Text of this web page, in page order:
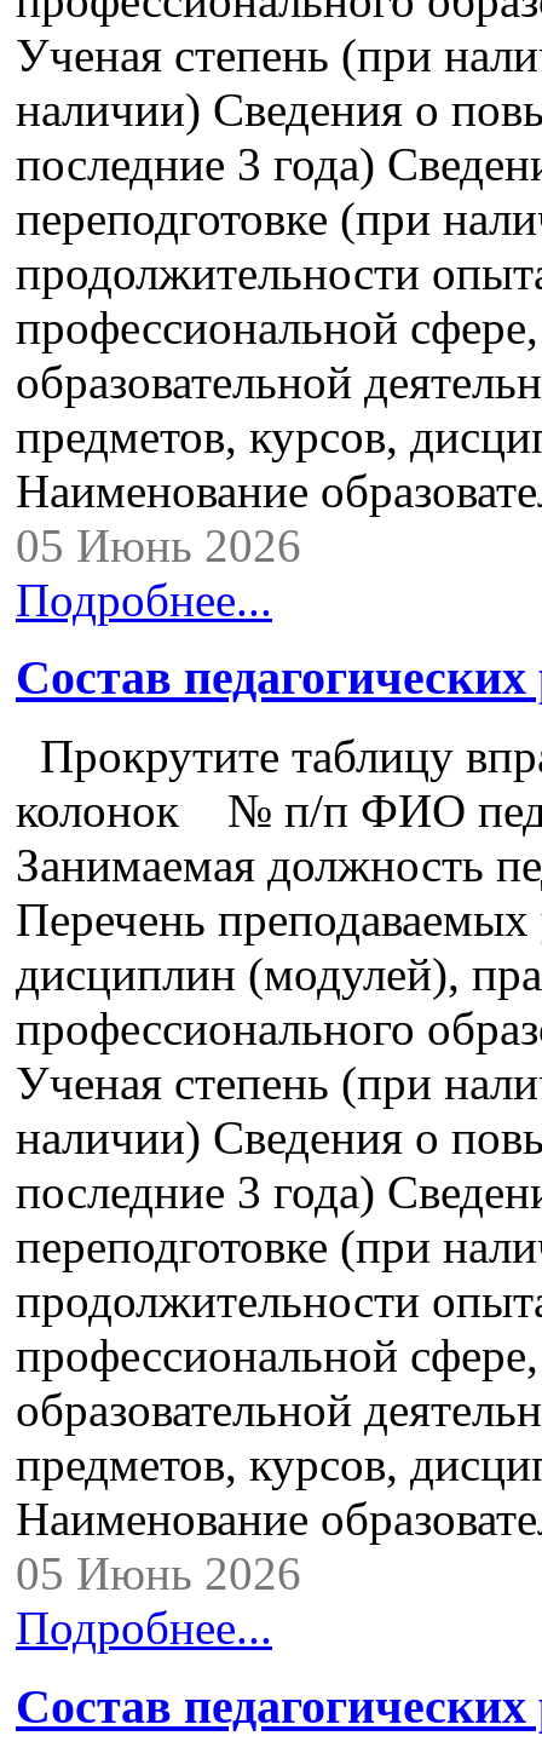
Ученая степень (при
наличии) Сведения о
последние 3 года)
переподготовке (при
продолжительности
профессиональной
образовательной
предметов, курсов,
Наименование
05 Июнь 2026
Подробнее...
Состав
Прокрутите таблицу
колонок № п/п ФИО
Занимаемая должность
Перечень
дисциплин (модулей),
профессионального
Ученая степень (при
наличии) Сведения о
последние 3 года)
переподготовке (при
продолжительности
профессиональной
образовательной
предметов, курсов,
Наименование
05 Июнь 2026
Подробнее...
Состав